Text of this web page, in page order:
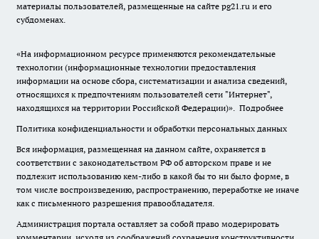
материалы пользователей, размещенные на сайте pg21.ru и его
субдоменах.
«На информационном ресурсе применяются рекомендательные
технологии (информационные технологии предоставления
информации на основе сбора, систематизации и анализа сведений,
относящихся к предпочтениям пользователей сети "Интернет",
находящихся на территории Российской Федерации)». Подробнее
Политика конфиденциальности и обработки персональных данных
Вся информация, размещенная на данном сайте, охраняется в
соответствии с законодательством РФ об авторском праве и не
подлежит использованию кем-либо в какой бы то ни было форме, в
том числе воспроизведению, распространению, переработке не иначе
как с письменного разрешения правообладателя.
Администрация портала оставляет за собой право модерировать